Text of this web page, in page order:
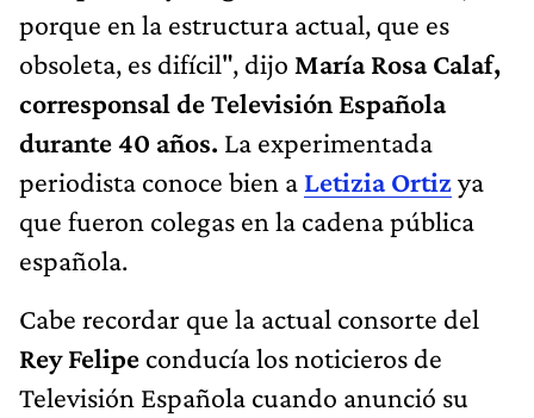
porque en la estructura actual, que es
obsoleta, es difícil", dijo María Rosa Calaf,
corresponsal de Televisión Española
durante 40 años. La experimentada
periodista conoce bien a Letizia Ortizya
que fueron colegas en la cadena pública
española.
Cabe recordar que la actual consorte del
Rey Felipe conducía los noticieros de
Televisión Española cuando anunció su